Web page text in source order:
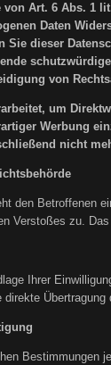
Art. 6 Abs. 1
Daten
Sie dieser
von
um
Werbung
nicht
den Betroffenen
Verstoßes zu.
Ihrer
Bestimmungen